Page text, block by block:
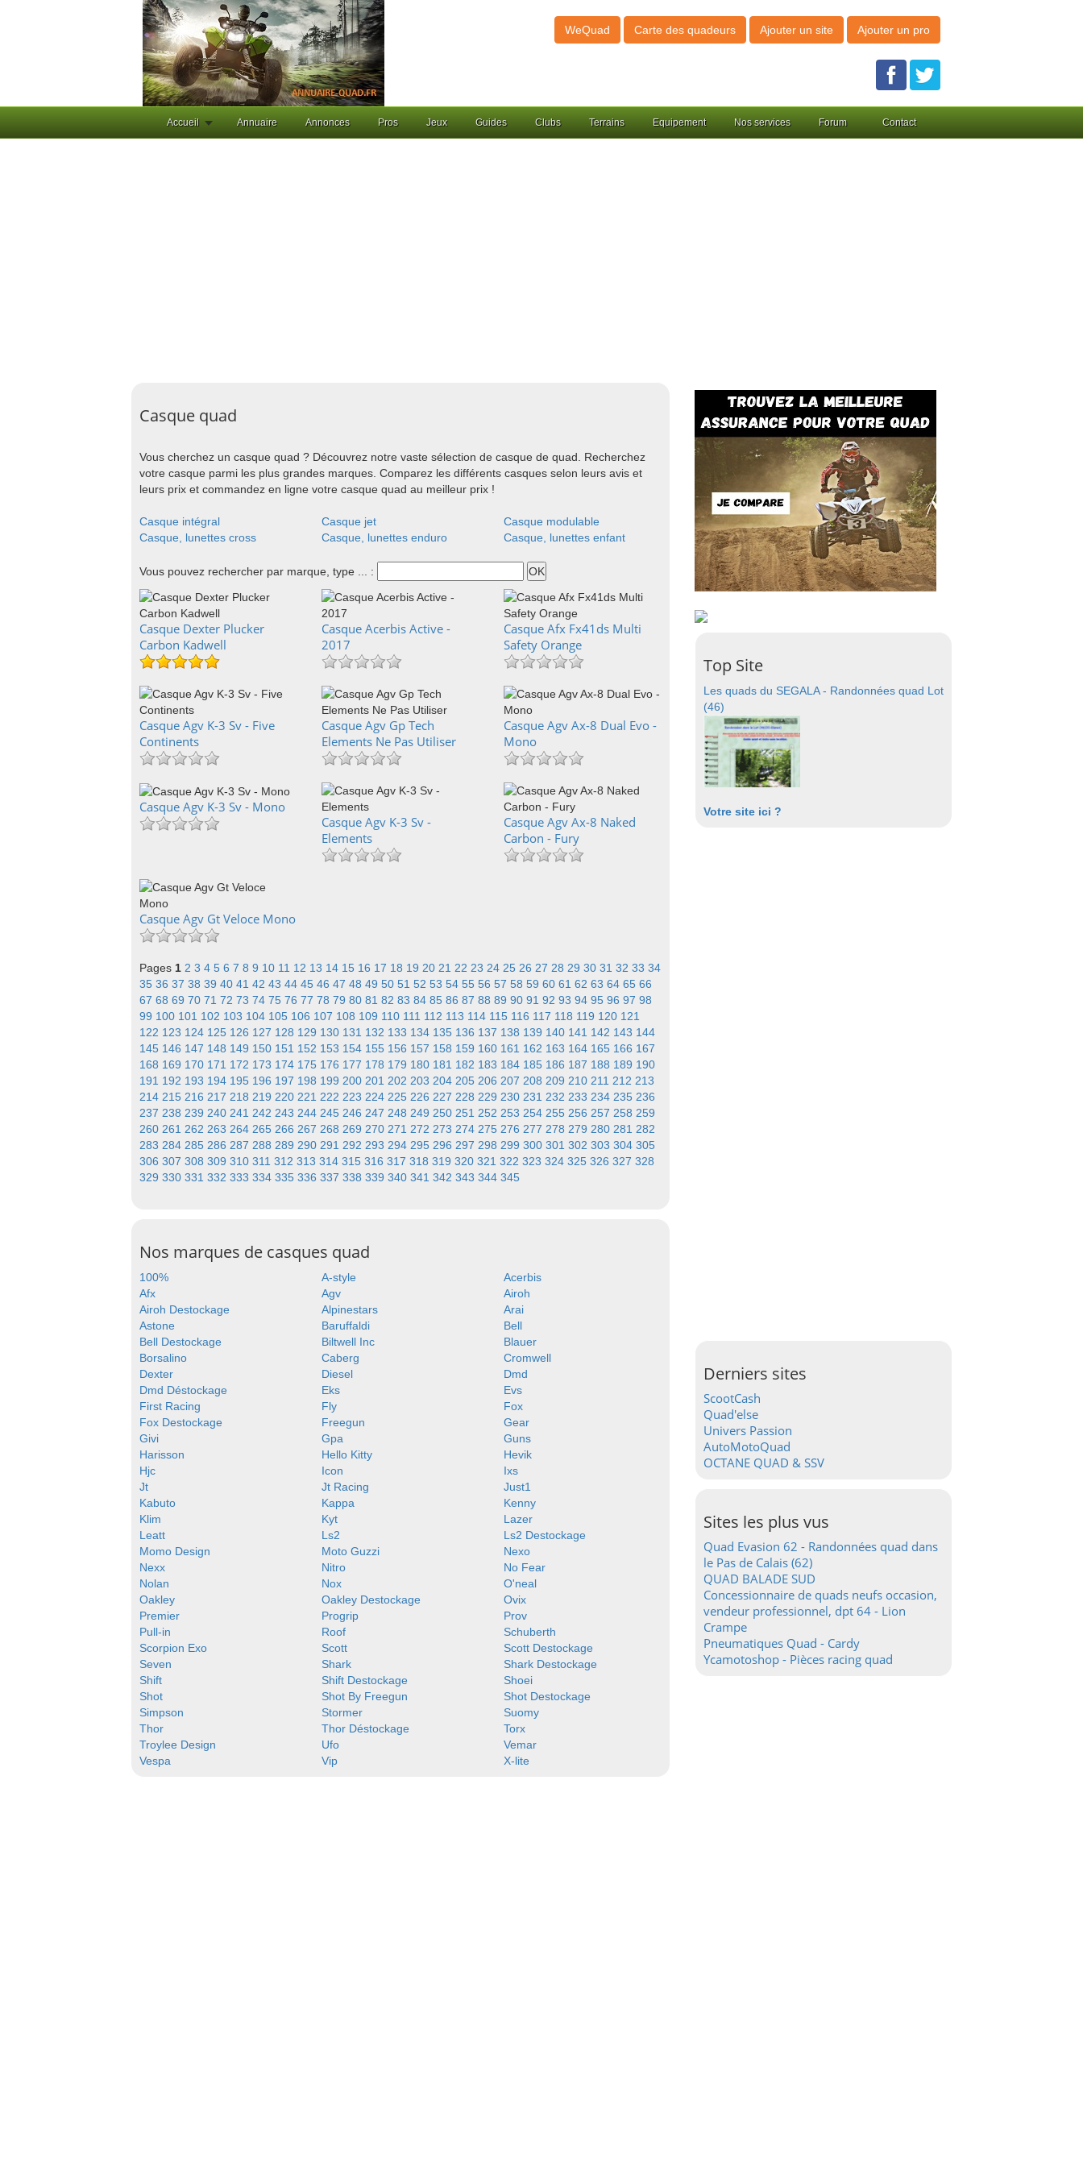
WeQuad Carte des quadeurs Ajouter un site Ajouter un pro
Accueil Annuaire Annonces Pros Jeux Guides Clubs Terrains Equipement Nos services Forum Contact
Casque quad
Vous cherchez un casque quad ? Découvrez notre vaste sélection de casque de quad. Recherchez
votre casque parmi les plus grandes marques. Comparez les différents casques selon leurs avis et
leurs prix et commandez en ligne votre casque quad au meilleur prix !
Casque intégral Casque jet
Casque modulable
Casque, lunettes cross
Casque, lunettes enduro Casque, lunettes enfant
Vous pouvez rechercher par marque, type ... :
Casque Dexter Plucker
Carbon Kadwell
Casque Acerbis Active -
2017
Casque Afx Fx41ds Multi
Safety Orange
Casque Agv K-3 Sv - Five
Continents
Casque Agv Gp Tech
Elements Ne Pas Utiliser
Casque Agv Ax-8 Dual Evo -
Mono
Casque Agv K-3 Sv - Mono
Casque Agv K-3 Sv -
Elements
Casque Agv Ax-8 Naked
Carbon - Fury
Casque Agv Gt Veloce Mono
Pages 1 2 3 4 5 6 7 8 9 10 11 12 13 14 15 16 17 18 19 20 21 22 23 24 25 26 27 28 29 30 31 32 33 34
35 36 37 38 39 40 41 42 43 44 45 46 47 48 49 50 51 52 53 54 55 56 57 58 59 60 61 62 63 64 65 66
67 68 69 70 71 72 73 74 75 76 77 78 79 80 81 82 83 84 85 86 87 88 89 90 91 92 93 94 95 96 97 98
99 100 101 102 103 104 105 106 107 108 109 110 111 112 113 114 115 116 117 118 119 120 121
122 123 124 125 126 127 128 129 130 131 132 133 134 135 136 137 138 139 140 141 142 143 144
145 146 147 148 149 150 151 152 153 154 155 156 157 158 159 160 161 162 163 164 165 166 167
168 169 170 171 172 173 174 175 176 177 178 179 180 181 182 183 184 185 186 187 188 189 190
191 192 193 194 195 196 197 198 199 200 201 202 203 204 205 206 207 208 209 210 211 212 213
214 215 216 217 218 219 220 221 222 223 224 225 226 227 228 229 230 231 232 233 234 235 236
237 238 239 240 241 242 243 244 245 246 247 248 249 250 251 252 253 254 255 256 257 258 259
260 261 262 263 264 265 266 267 268 269 270 271 272 273 274 275 276 277 278 279 280 281 282
283 284 285 286 287 288 289 290 291 292 293 294 295 296 297 298 299 300 301 302 303 304 305
306 307 308 309 310 311 312 313 314 315 316 317 318 319 320 321 322 323 324 325 326 327 328
329 330 331 332 333 334 335 336 337 338 339 340 341 342 343 344 345
Nos marques de casques quad
100% A-style
Acerbis
Afx
Agv
Airoh
Airoh Destockage
Alpinestars
Arai
Astone
Baruffaldi
Bell
Bell Destockage
Biltwell Inc
Blauer
Borsalino
Caberg
Cromwell
Dexter
Diesel
Dmd
Dmd Déstockage
Eks
Evs
First Racing
Fly
Fox
Fox Destockage
Freegun
Gear
Givi
Gpa
Guns
Harisson
Hello Kitty
Hevik
Hjc
Icon
Ixs
Jt
Jt Racing
Just1
Kabuto
Kappa
Kenny
Klim
Kyt
Lazer
Leatt
Ls2
Ls2 Destockage
Momo Design
Moto Guzzi
Nexo
Nexx
Nitro
No Fear
Nolan
Nox
O'neal
Oakley
Oakley Destockage
Ovix
Premier
Progrip
Prov
Pull-in
Roof
Schuberth
Scorpion Exo
Scott
Scott Destockage
Seven
Shark
Shark Destockage
Shift
Shift Destockage
Shoei
Shot
Shot By Freegun
Shot Destockage
Simpson
Stormer
Suomy
Thor
Thor Déstockage
Torx
Troylee Design
Ufo
Vemar
Vespa
Vip X-lite
Top Site
Les quads du SEGALA - Randonnées quad Lot
(46)
Votre site ici ?
Derniers sites
ScootCash
Quad'else
Univers Passion
AutoMotoQuad
OCTANE QUAD & SSV
Sites les plus vus
Quad Evasion 62 - Randonnées quad dans
le Pas de Calais (62)
QUAD BALADE SUD
Concessionnaire de quads neufs occasion,
vendeur professionnel, dpt 64 - Lion
Crampe
Pneumatiques Quad - Cardy
Ycamotoshop - Pièces racing quad